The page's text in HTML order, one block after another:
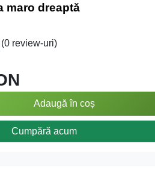
maro dreaptă
(0 review-uri)
Adaugă în coș
Cumpără acum